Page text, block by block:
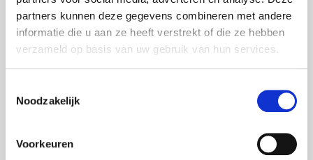
partners kunnen deze gegevens combineren met andere
informatie die u aan ze heeft verstrekt of die ze hebben
verzameld op basis van uw gebruik van hun services.
Noodzakelijk
Voorkeuren
Weihnachtsfeier.
Interessiert?
Motivationsschreiben inklusive Lebenslauf an: